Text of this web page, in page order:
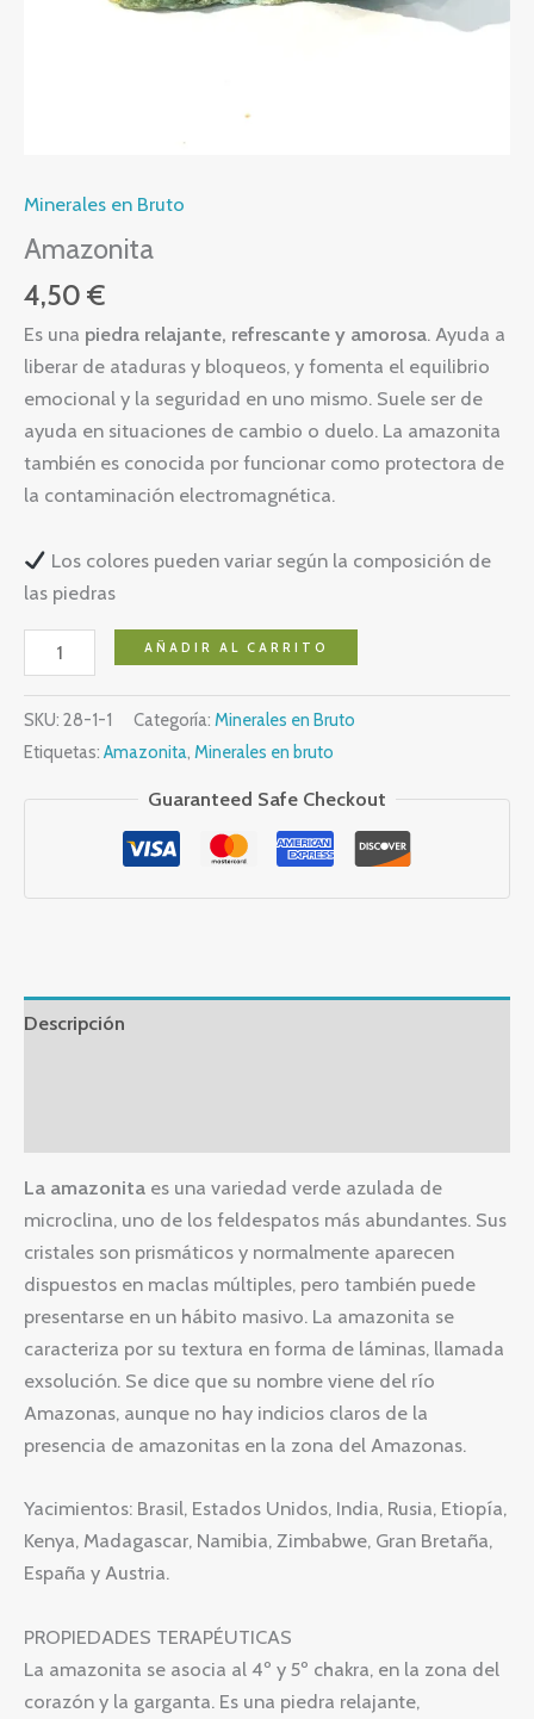
Minerales en Bruto
Amazonita
4,50 €
Es una piedra relajante, refrescante y amorosa. Ayuda a
liberar de ataduras y bloqueos, y fomenta el equilibrio
emocional y la seguridad en uno mismo. Suele ser de
ayuda en situaciones de cambio o duelo. La amazonita
también es conocida por funcionar como protectora de
la contaminación electromagnética.
Los colores pueden variar según la composición de
las piedras
Amazonita
cantidad
AÑADIR AL CARRITO
SKU: 28-1-1 Categoría: Minerales en Bruto
Etiquetas: Amazonita, Minerales en bruto
Guaranteed Safe Checkout
Descripción
La amazonita es una variedad verde azulada de
microclina, uno de los feldespatos más abundantes. Sus
cristales son prismáticos y normalmente aparecen
dispuestos en maclas múltiples, pero también puede
presentarse en un hábito masivo. La amazonita se
caracteriza por su textura en forma de láminas, llamada
exsolución. Se dice que su nombre viene del río
Amazonas, aunque no hay indicios claros de la
presencia de amazonitas en la zona del Amazonas.
Yacimientos: Brasil, Estados Unidos, India, Rusia, Etiopía,
Kenya, Madagascar, Namibia, Zimbabwe, Gran Bretaña,
España y Austria.
PROPIEDADES TERAPÉUTICAS
La amazonita se asocia al 4º y 5º chakra, en la zona del
corazón y la garganta. Es una piedra relajante,